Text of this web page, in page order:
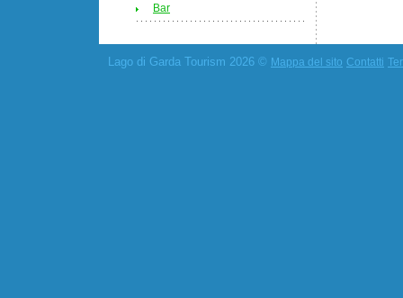
Bar
Lago di Garda Tourism 2026 © Mappa del sito Contatti